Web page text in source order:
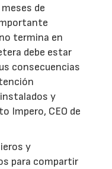
de
termina en
debe estar
consecuencias
y
Impero, CEO de
y
para compartir